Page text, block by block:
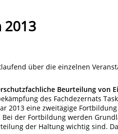
2013
über die einzelnen
Beurteilung von
des Fachdezernats
2013 eine zweitägige
der Fortbildung werden
der Haltung wichtig sind.